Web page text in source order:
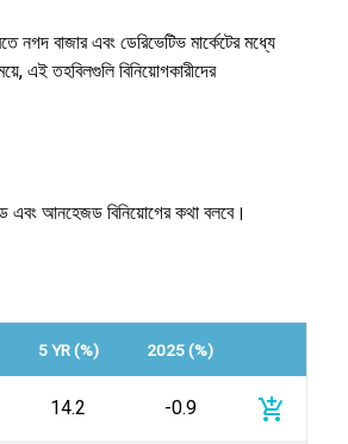
বাজার এবং ডেরিভেটিভ মার্কেটের মধ্যে
এই তহবিলগুলি বিনিয়োগকারীদের
এবং আনহেজড বিনিয়োগের কথা বলবে।
5 YR (%) 2025 (%)
14.2 -0.9 add_shopping_cart